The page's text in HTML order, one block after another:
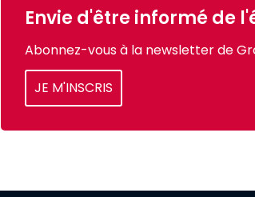
Envie d'être informé de
Abonnez-vous à la newsletter de
JE M'INSCRIS